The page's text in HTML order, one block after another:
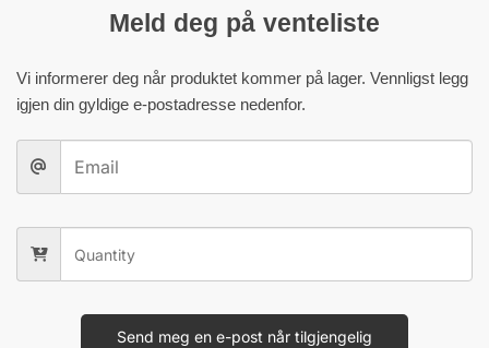
Meld deg på venteliste
Vi informerer deg når produktet kommer på lager. Vennligst legg
igjen din gyldige e-postadresse nedenfor.
Send meg en e-post når tilgjengelig